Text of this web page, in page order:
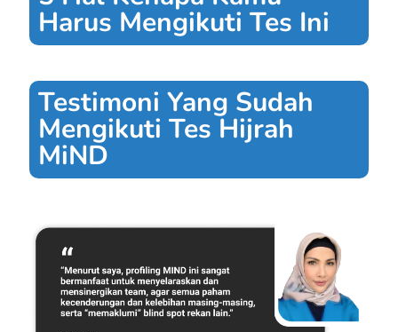
Harus Mengikuti Tes Ini
Testimoni Yang Sudah
Mengikuti Tes Hijrah
MiND